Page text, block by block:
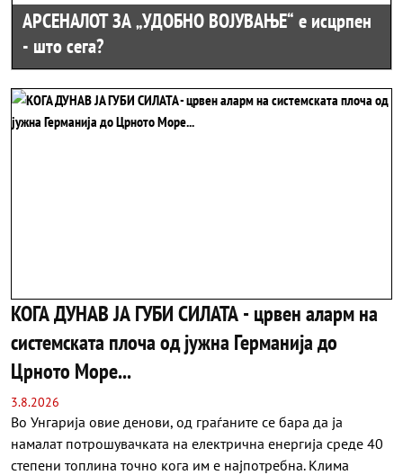
АРСЕНАЛОТ ЗА „УДОБНО ВОЈУВАЊЕ“ е исцрпен
- што сега?
КОГА ДУНАВ ЈА ГУБИ СИЛАТА - црвен аларм на
системската плоча од јужна Германија до
Црното Море...
3.8.2026
Во Унгарија овие денови, од граѓаните се бара да ја
намалат потрошувачката на електрична енергија среде 40
степени топлина точно кога им е најпотребна. Клима